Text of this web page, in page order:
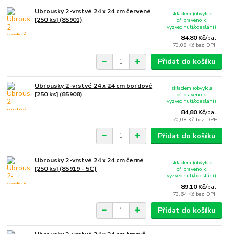
Ubrousky 2-vrstvé 24 x 24 cm červené
[250 ks] (85901)
84,80 Kč/bal.
70,08 Kč bez DPH
skladem (obvykle
připraveno k
vyzvednutí/odeslání)
Přidat do košíku
Ubrousky 2-vrstvé 24 x 24 cm bordové
[250 ks] (85908)
84,80 Kč/bal.
70,08 Kč bez DPH
skladem (obvykle
připraveno k
vyzvednutí/odeslání)
Přidat do košíku
Ubrousky 2-vrstvé 24 x 24 cm černé
[250 ks] (85919 - 5C)
89,10 Kč/bal.
73,64 Kč bez DPH
skladem (obvykle
připraveno k
vyzvednutí/odeslání)
Přidat do košíku